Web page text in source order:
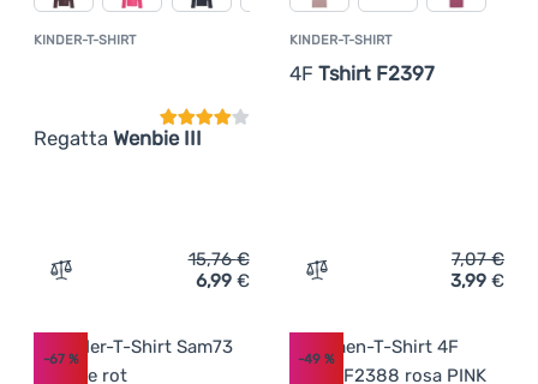
KINDER-T-SHIRT
Regatta Wenbie III
Kundenbewertung
Zum Vergleich 'Kinder-T-Shirt Regatta Wenbie III'
15,76€
6,99 €
KINDER-T-SHIRT
4F Tshirt F2397
Zum Vergleich 'Kinder-T-
7,07€
3,99 €
-67% -49%